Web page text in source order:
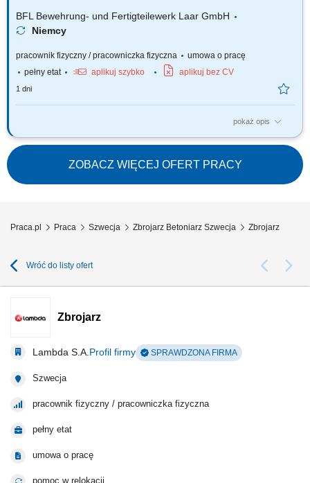
BFL Bewehrung- und Fertigteilewerk Laar GmbH
Niemcy
pracownik fizyczny / pracowniczka fizyczna
umowa o pracę
pełny etat
aplikuj szybko aplikuj bez CV
1 dni
pokaż opis
Twój zakres obowiązków: Udział w produkcji prefabrykatów betonowych;
Obsługa maszyn i urządzeń w procesie produkcyjnym; Wykonywanie
prac betonowych zgodnie z wytycznymi; Pomoc przy budowie szalunków
i zbrojeniu; Zapewnienie standardów jakości i bezpieczeństwa pracy;
ZOBACZ WIĘCEJ OFERT PRACY
Praca.pl Praca Szwecja Zbrojarz Betoniarz Szwecja Zbrojarz
Wróć do listy ofert
Zbrojarz
Lambda S.A. Profil firmy SPRAWDZONA FIRMA
Szwecja
pracownik fizyczny / pracowniczka fizyczna
pełny etat
umowa o pracę
pomoc w relokacji